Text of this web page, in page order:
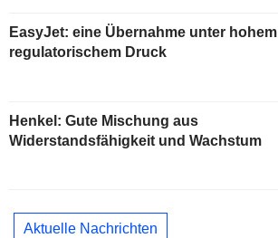
EasyJet: eine Übernahme unter hohem
regulatorischem Druck
Henkel: Gute Mischung aus
Widerstandsfähigkeit und Wachstum
Aktuelle Nachrichten